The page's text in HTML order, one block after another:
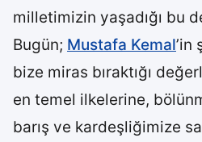
milletimizin yaşadığı bu
Bugün; Mustafa Kemal’in
bize miras bıraktığı
en temel ilkelerine,
barış ve kardeşliğimize